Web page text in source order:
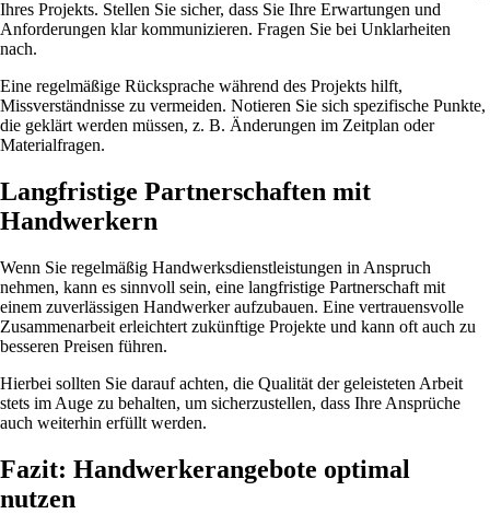
Ihres Projekts. Stellen Sie sicher, dass Sie Ihre Erwartungen und
Anforderungen klar kommunizieren. Fragen Sie bei Unklarheiten
nach.
Eine regelmäßige Rücksprache während des Projekts hilft,
Missverständnisse zu vermeiden. Notieren Sie sich spezifische Punkte,
die geklärt werden müssen, z. B. Änderungen im Zeitplan oder
Materialfragen.
Langfristige Partnerschaften mit
Handwerkern
Wenn Sie regelmäßig Handwerksdienstleistungen in Anspruch
nehmen, kann es sinnvoll sein, eine langfristige Partnerschaft mit
einem zuverlässigen Handwerker aufzubauen. Eine vertrauensvolle
Zusammenarbeit erleichtert zukünftige Projekte und kann oft auch zu
besseren Preisen führen.
Hierbei sollten Sie darauf achten, die Qualität der geleisteten Arbeit
stets im Auge zu behalten, um sicherzustellen, dass Ihre Ansprüche
auch weiterhin erfüllt werden.
Fazit: Handwerkerangebote optimal
nutzen